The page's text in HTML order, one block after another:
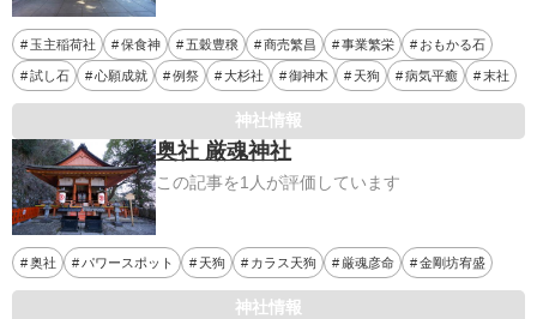
玉主稲荷社 保食神 五穀豊穣 商売繁昌 事業繁栄 おもかる石
試し石 心願成就 例祭 大杉社 御神木 天狗 病気平癒 末社
神社情報
奥社 厳魂神社
この記事を1人が評価しています
奥社 パワースポット 天狗 カラス天狗 厳魂彦命 金剛坊宥盛
神社情報